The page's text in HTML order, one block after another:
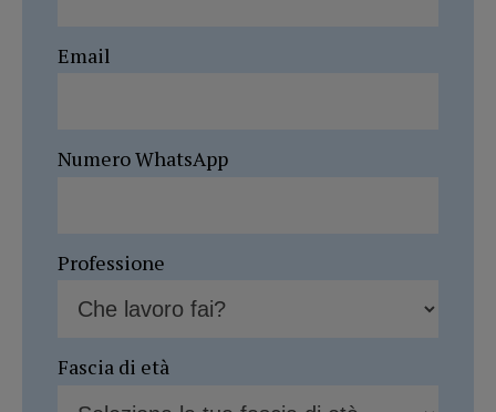
Email
Numero WhatsApp
Professione
Fascia di età